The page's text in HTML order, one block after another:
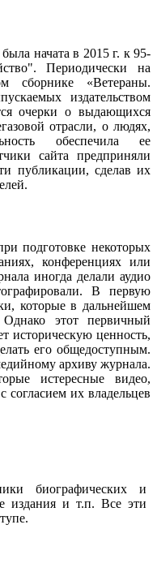
начата в 2015 г. к 95-
Периодически на
сборнике «Ветераны.
издательством
очерки о выдающихся
отрасли, о людях,
обеспечила ее
сайта предприняли
публикации, сделав их
подготовке некоторых
конференциях или
иногда делали аудио
В первую
которые в дальнейшем
Однако этот первичный
историческую ценность,
его общедоступным.
архиву журнала.
истересные видео,
согласием их владельцев
биографических и
издания и т.п. Все эти